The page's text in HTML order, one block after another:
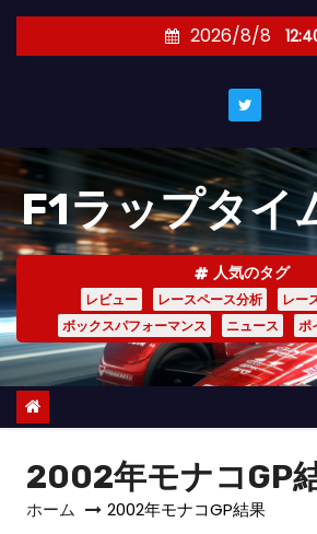
キ
ッ
プ
2026/8/8
F1ラップタイ
人気のタグ
レビュー レースペース分析 レー
ボックスパフォーマンス
ニュース ポ
2002年モナコGP
ホーム 2002年モナコGP結果